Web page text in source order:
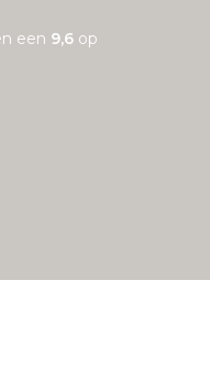
een 9,6 op